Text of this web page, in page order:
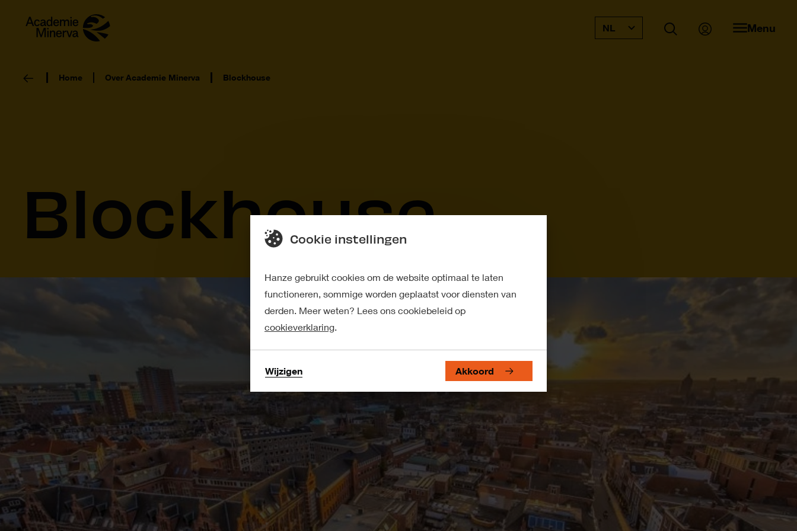
NL Menu
Home Over Academie Minerva Blockhouse
Blockhouse
Cookie instellingen
Hanze gebruikt cookies om de website optimaal te laten
functioneren, sommige worden geplaatst voor diensten van
derden. Meer weten? Lees ons cookiebeleid op
cookieverklaring.
Wijzigen Akkoord